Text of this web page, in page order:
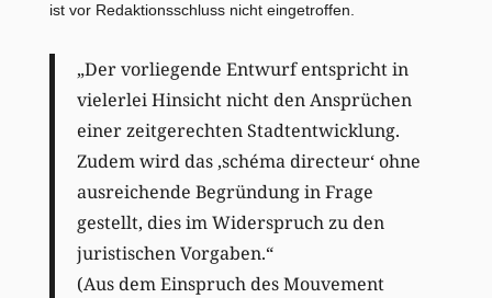
ist vor Redaktionsschluss nicht eingetroffen.
„Der vorliegende Entwurf entspricht in
vielerlei Hinsicht nicht den Ansprüchen
einer zeitgerechten Stadtentwicklung.
Zudem wird das ‚schéma directeur‘ ohne
ausreichende Begründung in Frage
gestellt, dies im Widerspruch zu den
juristischen Vorgaben.“
(Aus dem Einspruch des Mouvement